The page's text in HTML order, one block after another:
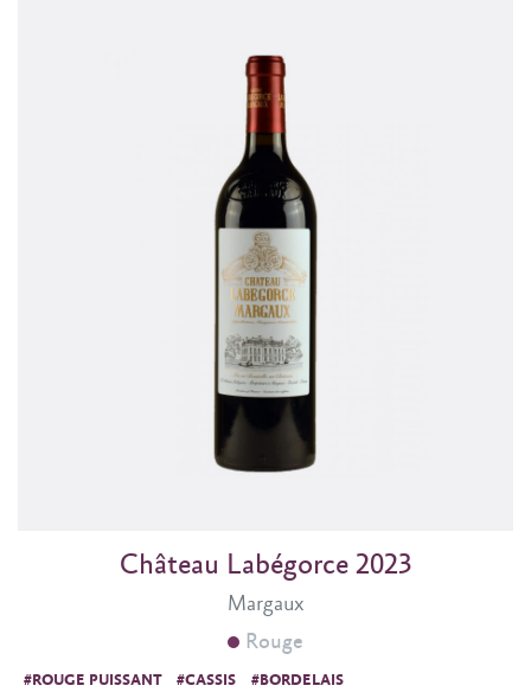
Margaux
Château Labégorce 2023
Rouge
#ROUGE PUISSANT #CASSIS #BORDELAIS